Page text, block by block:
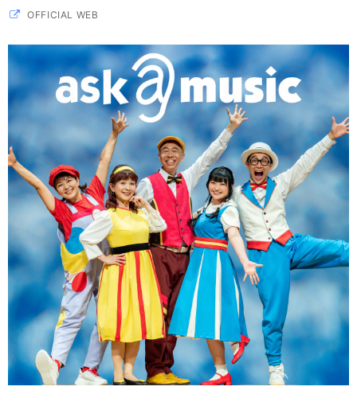
OFFICIAL WEB